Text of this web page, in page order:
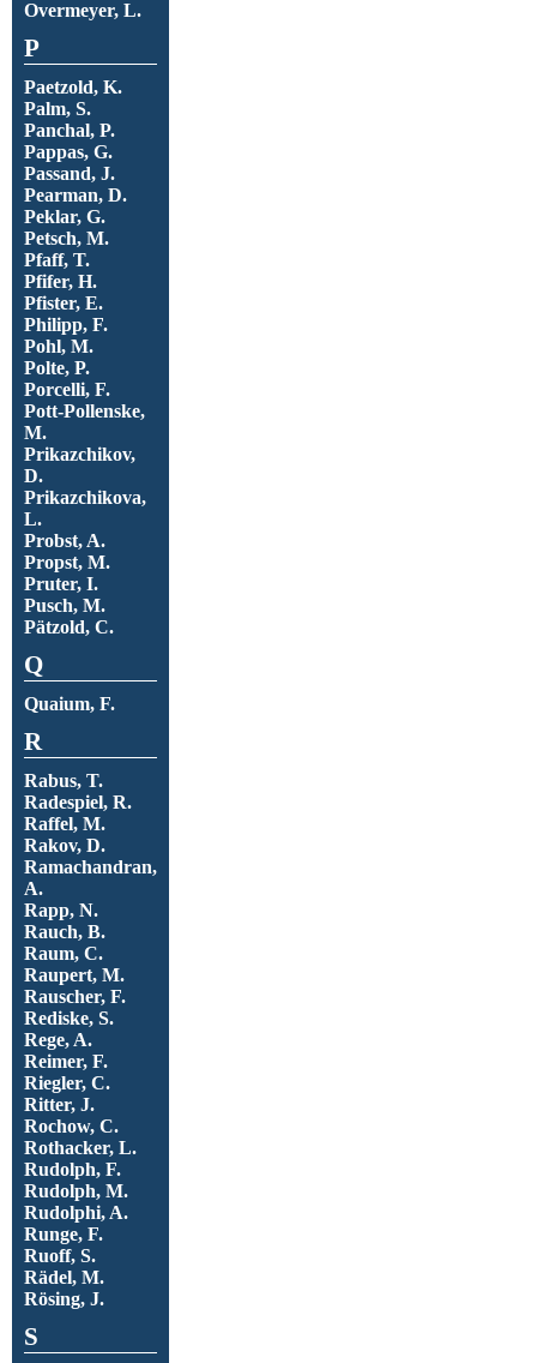
Overmeyer, L.
P
Paetzold, K.
Palm, S.
Panchal, P.
Pappas, G.
Passand, J.
Pearman, D.
Peklar, G.
Petsch, M.
Pfaff, T.
Pfifer, H.
Pfister, E.
Philipp, F.
Pohl, M.
Polte, P.
Porcelli, F.
Pott-Pollenske,
M.
Prikazchikov,
D.
Prikazchikova,
L.
Probst, A.
Propst, M.
Pruter, I.
Pusch, M.
Pätzold, C.
Q
Quaium, F.
R
Rabus, T.
Radespiel, R.
Raffel, M.
Rakov, D.
Ramachandran,
A.
Rapp, N.
Rauch, B.
Raum, C.
Raupert, M.
Rauscher, F.
Rediske, S.
Rege, A.
Reimer, F.
Riegler, C.
Ritter, J.
Rochow, C.
Rothacker, L.
Rudolph, F.
Rudolph, M.
Rudolphi, A.
Runge, F.
Ruoff, S.
Rädel, M.
Rösing, J.
S